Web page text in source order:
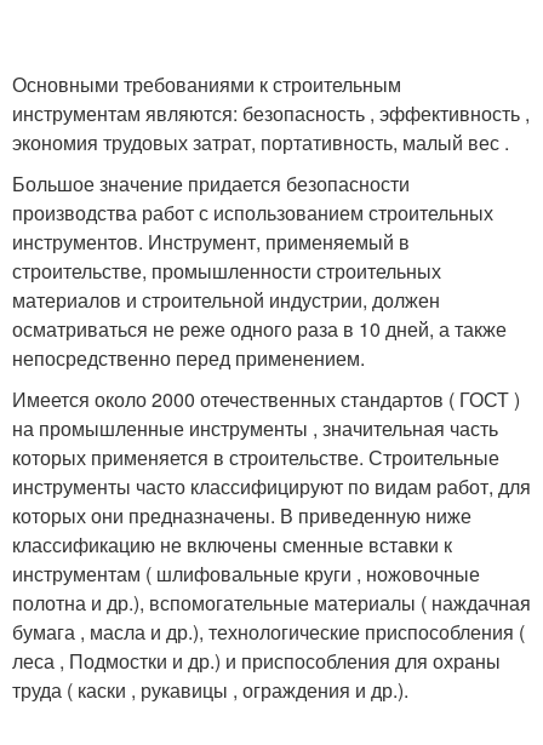
Основными требованиями к строительным
инструментам являются: безопасность , эффективность ,
экономия трудовых затрат, портативность, малый вес .
Большое значение придается безопасности
производства работ с использованием строительных
инструментов. Инструмент, применяемый в
строительстве, промышленности строительных
материалов и строительной индустрии, должен
осматриваться не реже одного раза в 10 дней, а также
непосредственно перед применением.
Имеется около 2000 отечественных стандартов ( ГОСТ )
на промышленные инструменты , значительная часть
которых применяется в строительстве. Строительные
инструменты часто классифицируют по видам работ, для
которых они предназначены. В приведенную ниже
классификацию не включены сменные вставки к
инструментам ( шлифовальные круги , ножовочные
полотна и др.), вспомогательные материалы ( наждачная
бумага , масла и др.), технологические приспособления (
леса , Подмостки и др.) и приспособления для охраны
труда ( каски , рукавицы , ограждения и др.).